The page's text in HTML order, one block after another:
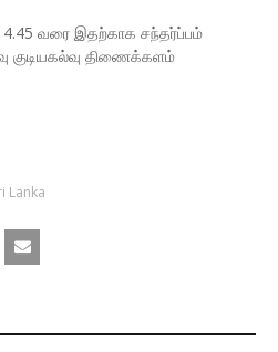
வரை இதற்காக சந்தர்ப்பம்
குடியகல்வு திணைக்களம்
Lanka